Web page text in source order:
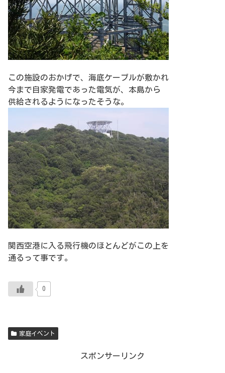
この施設のおかげで、海底ケーブルが敷かれ
今まで自家発電であった電気が、本島から
供給されるようになったそうな。
関西空港に入る飛行機のほとんどがこの上を
通るって事です。
0
家庭イベント
スポンサーリンク